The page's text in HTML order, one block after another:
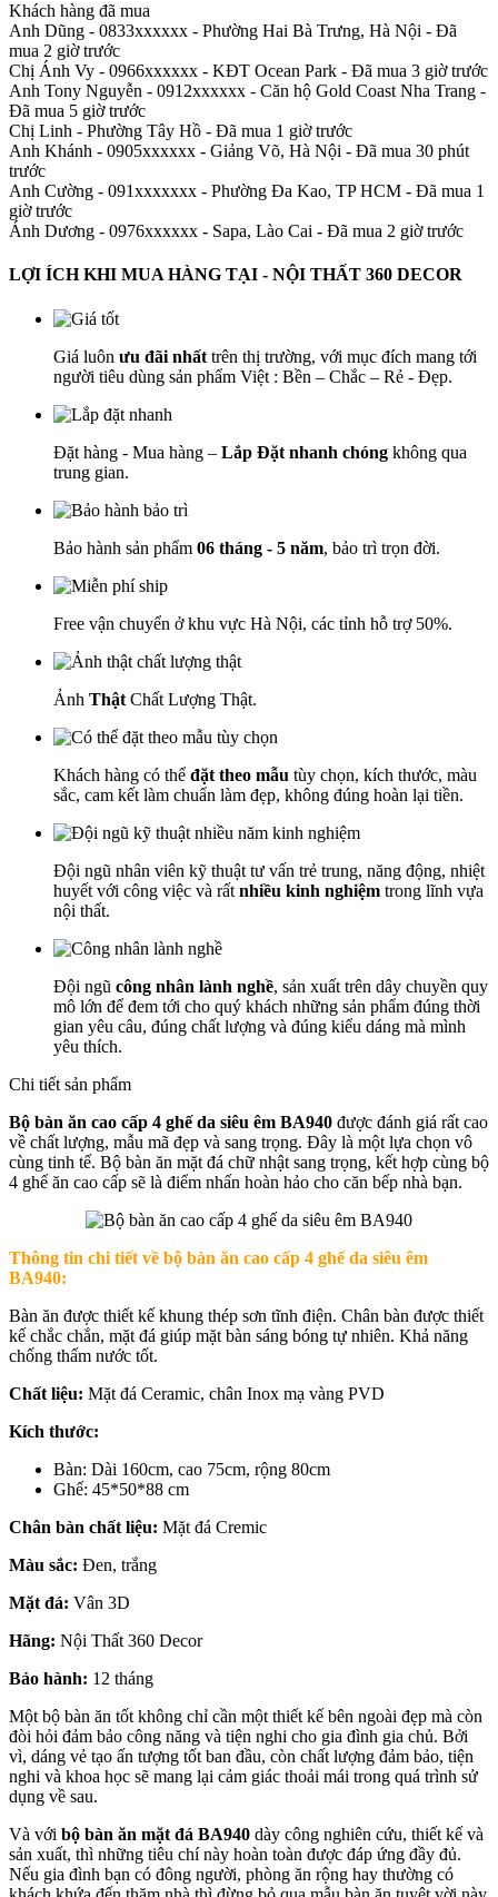
Khách hàng đã mua
Anh Dũng - 0833xxxxxx - Phường Hai Bà Trưng, Hà Nội - Đã
mua 2 giờ trước
Chị Ánh Vy - 0966xxxxxx - KĐT Ocean Park - Đã mua 3 giờ trước
Anh Tony Nguyễn - 0912xxxxxx - Căn hộ Gold Coast Nha Trang -
Đã mua 5 giờ trước
Chị Linh - Phường Tây Hồ - Đã mua 1 giờ trước
Anh Khánh - 0905xxxxxx - Giảng Võ, Hà Nội - Đã mua 30 phút
trước
Anh Cường - 091xxxxxxx - Phường Đa Kao, TP HCM - Đã mua 1
giờ trước
Ánh Dương - 0976xxxxxx - Sapa, Lào Cai - Đã mua 2 giờ trước
LỢI ÍCH KHI MUA HÀNG TẠI - NỘI THẤT 360 DECOR
Giá luôn ưu đãi nhất trên thị trường, với mục đích mang tới
người tiêu dùng sản phẩm Việt : Bền – Chắc – Rẻ - Đẹp.
Đặt hàng - Mua hàng – Lắp Đặt nhanh chóng không qua
trung gian.
Bảo hành sản phẩm 06 tháng - 5 năm, bảo trì trọn đời.
Free vận chuyển ở khu vực Hà Nội, các tỉnh hỗ trợ 50%.
Ảnh Thật Chất Lượng Thật.
Khách hàng có thể đặt theo mẫu tùy chọn, kích thước, màu
sắc, cam kết làm chuẩn làm đẹp, không đúng hoàn lại tiền.
Đội ngũ nhân viên kỹ thuật tư vấn trẻ trung, năng động, nhiệt
huyết với công việc và rất nhiều kinh nghiệm trong lĩnh vựa
nội thất.
Đội ngũ công nhân lành nghề, sản xuất trên dây chuyền quy
mô lớn để đem tới cho quý khách những sản phẩm đúng thời
gian yêu câu, đúng chất lượng và đúng kiểu dáng mà mình
yêu thích.
Chi tiết sản phẩm
Bộ bàn ăn cao cấp 4 ghế da siêu êm BA940 được đánh giá rất cao
về chất lượng, mẫu mã đẹp và sang trọng. Đây là một lựa chọn vô
cùng tinh tế. Bộ bàn ăn mặt đá chữ nhật sang trọng, kết hợp cùng bộ
4 ghế ăn cao cấp sẽ là điểm nhấn hoàn hảo cho căn bếp nhà bạn.
Thông tin chi tiết về bộ bàn ăn cao cấp 4 ghế da siêu êm
BA940:
Bàn ăn được thiết kế khung thép sơn tĩnh điện. Chân bàn được thiết
kế chắc chắn, mặt đá giúp mặt bàn sáng bóng tự nhiên. Khả năng
chống thấm nước tốt.
Chất liệu: Mặt đá Ceramic, chân Inox mạ vàng PVD
Kích thước:
Bàn: Dài 160cm, cao 75cm, rộng 80cm
Ghế: 45*50*88 cm
Chân bàn chất liệu: Mặt đá Cremic
Màu sắc: Đen, trắng
Mặt đá: Vân 3D
Hãng: Nội Thất 360 Decor
Bảo hành: 12 tháng
Một bộ bàn ăn tốt không chỉ cần một thiết kế bên ngoài đẹp mà còn
đòi hỏi đảm bảo công năng và tiện nghi cho gia đình gia chủ. Bởi
vì, dáng vẻ tạo ấn tượng tốt ban đầu, còn chất lượng đảm bảo, tiện
nghi và khoa học sẽ mang lại cảm giác thoải mái trong quá trình sử
dụng về sau.
Và với bộ bàn ăn mặt đá BA940 dày công nghiên cứu, thiết kế và
sản xuất, thì những tiêu chí này hoàn toàn được đáp ứng đầy đủ.
Nếu gia đình bạn có đông người, phòng ăn rộng hay thường có